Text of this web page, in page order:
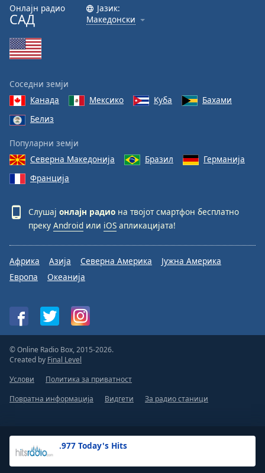
.977 Today's Hits
Онлајн радио
САД
Јазик:
Македонски
Соседни земји
Канада
Мексико Куба
Бахами
Белиз
Популарни земји
Северна Македонија
Бразил
Германија
Франција
Слушај онлајн радио на твојот смартфон бесплатно
преку Android или iOS апликацијата!
Африка Азија Северна Америка
Јужна Америка
Европа
Океанија
© Online Radio Box, 2015-2026.
Created by Final Level
Услови
Политика за приватност
Повратна информација
Видгети За радио станици